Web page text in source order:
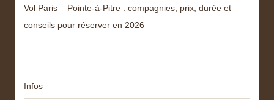
Vol Paris – Pointe-à-Pitre : compagnies, prix, durée et
conseils pour réserver en 2026
Infos